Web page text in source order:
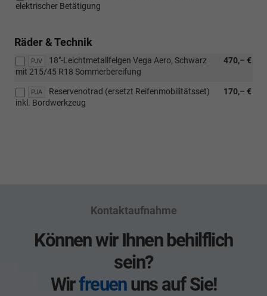
elektrischer Betätigung
Räder & Technik
PJV 470,– €
18"-Leichtmetallfelgen Vega Aero, Schwarz
mit 215/45 R18 Sommerbereifung
PJA 170,– €
Reservenotrad (ersetzt Reifenmobilitätsset)
inkl. Bordwerkzeug
Kontaktaufnahme
Können wir Ihnen behilflich
sein?
Wirfreuenuns auf Sie!